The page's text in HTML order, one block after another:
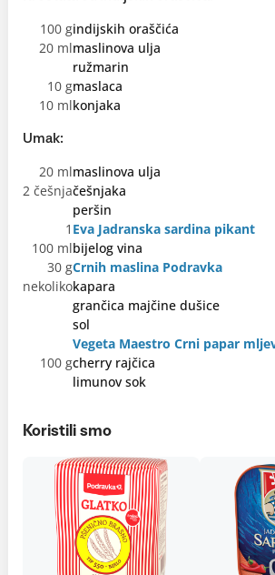
100 gindijskih oraščića
20 mlmaslinova ulja
ružmarin
10 gmaslaca
10 mlkonjaka
Umak:
20 mlmaslinova ulja
2 češnjačešnjaka
peršin
1 Eva Jadranska sardina pikant
100 mlbijelog vina
30 gCrnih maslina Podravka
nekolikokapara
grančica majčine dušice
sol
Vegeta Maestro Crni papar
100 gcherry rajčica
limunov sok
Koristili smo